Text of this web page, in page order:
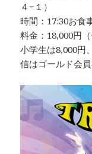
４−１）
時間：17:30お食
料金：18,000円
小学生は8,000円
信はゴールド会